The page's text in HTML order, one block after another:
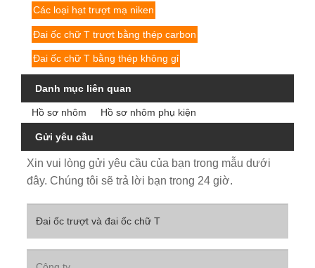
Các loại hạt trượt mạ niken
Đai ốc chữ T trượt bằng thép carbon
Đai ốc chữ T bằng thép không gỉ
Danh mục liên quan
Hồ sơ nhôm Hồ sơ nhôm phụ kiện
Gửi yêu cầu
Xin vui lòng gửi yêu cầu của bạn trong mẫu dưới
đây. Chúng tôi sẽ trả lời bạn trong 24 giờ.